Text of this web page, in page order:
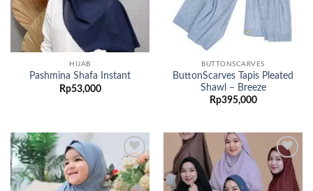
HIJAB
Pashmina Shafa Instant
Rp53,000
BUTTONSCARVES
ButtonScarves Tapis Pleated
Shawl – Breeze
Rp395,000
Add to
wishlist
Add to
wishlist